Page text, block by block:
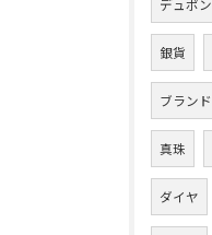
デュポン
銀貨
ブランド
真珠
ダイヤ